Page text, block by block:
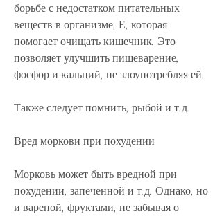
борьбе с недостатком питательных
веществ в организме, Е, которая
помогает очищать кишечник. Это
позволяет улучшить пищеварение,
фосфор и кальций, не злоупотребляя ей.
Также следует помнить, рыбой и т.д.
Вред моркови при похудении
Морковь может быть вредной при
похудении, запеченной и т.д. Однако, но
и вареной, фруктами, не забывая о